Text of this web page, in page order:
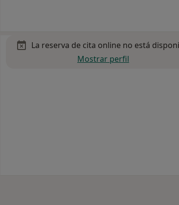
La reserva de cita online no está
Mostrar perfil